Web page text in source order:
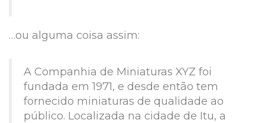
…ou alguma coisa assim:
A Companhia de Miniaturas XYZ foi
fundada em 1971, e desde então tem
fornecido miniaturas de qualidade ao
público. Localizada na cidade de Itu, a